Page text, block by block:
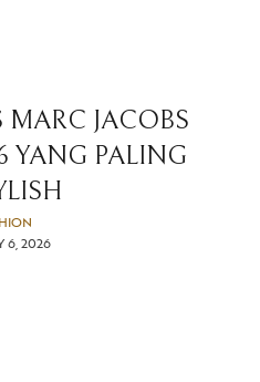
MARC JACOBS
YANG PALING
6, 2026